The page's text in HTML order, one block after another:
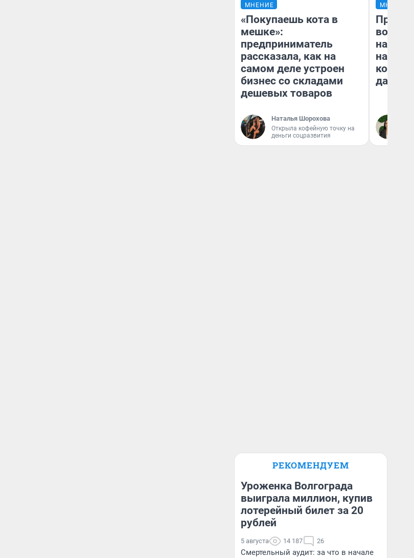
МНЕНИЕ
«Покупаешь кота в
мешке»:
предприниматель
рассказала, как на
самом деле устроен
бизнес со складами
дешевых товаров
Наталья Шорохова
Открыла кофейную точку на
деньги соцразвития
МНЕНИЕ
нам
даже
РЕКОМЕНДУЕМ
Уроженка Волгограда
выиграла миллион, купив
лотерейный билет за 20
рублей
5 августа 14 187 26
Смертельный аудит: за что в начале